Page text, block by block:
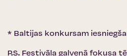
* Baltijas konkursam
P.S. Festivāla galvenā fokusa